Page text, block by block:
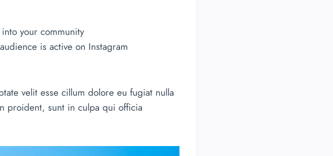
your community
is active on Instagram
velit esse cillum dolore eu fugiat nulla
proident, sunt in culpa qui officia